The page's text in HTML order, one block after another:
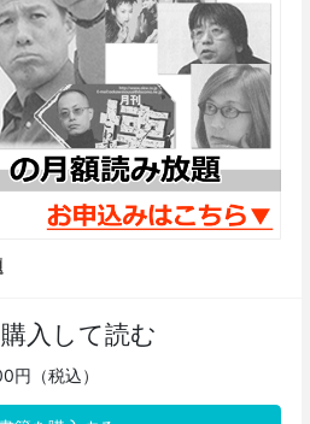
入して読む
円（税込）